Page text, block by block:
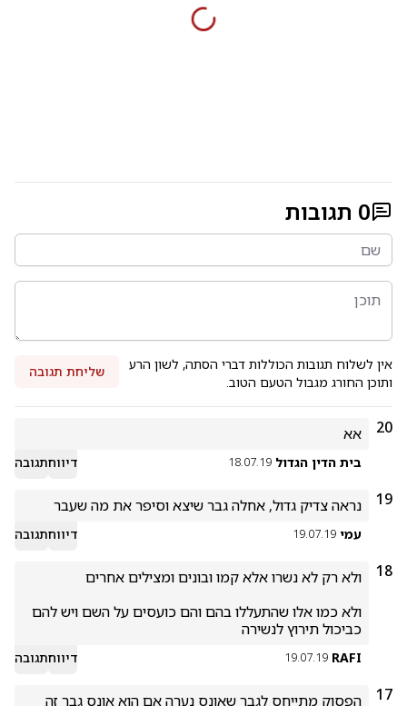
0 תגובות
אין לשלוח תגובות הכוללות דברי הסתה, לשון הרע
ותוכן החורג מגבול הטעם הטוב.
שליחת תגובה
20 אא
בית הדין הגדול 18.07.19 דיווחתגובה
19 נראה צדיק גדול, אחלה גבר שיצא וסיפר את מה שעבר
עמי 19.07.19 דיווחתגובה
18
כביכול תירוץ לנשירה
RAFI
19.07.19 דיווחתגובה
17